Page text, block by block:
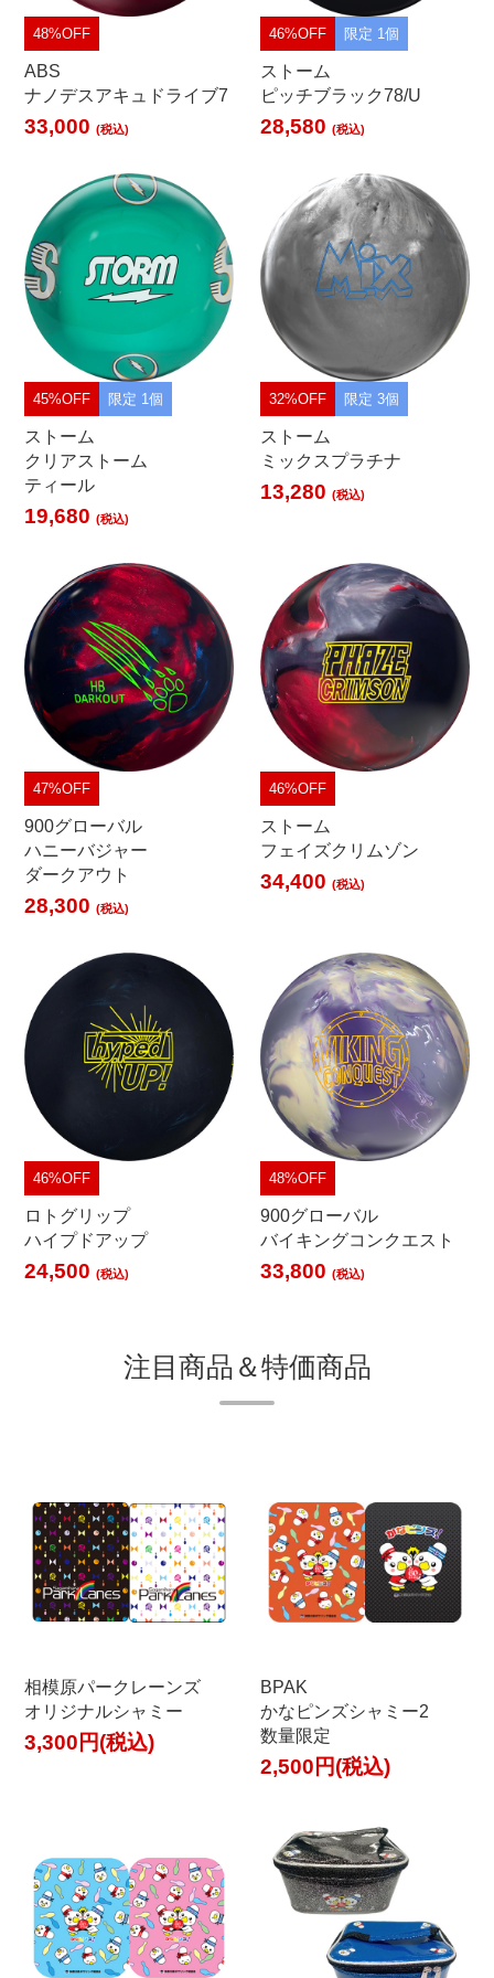
48%OFF
ABS
ナノデスアキュドライブ7
33,000(税込)
46%OFF 限定 1個
ストーム
ピッチブラック78/U
28,580(税込)
45%OFF 限定 1個
ストーム
クリアストーム
ティール
19,680(税込)
32%OFF 限定 3個
ストーム
ミックスプラチナ
13,280(税込)
47%OFF
900グローバル
ハニーバジャー
ダークアウト
28,300(税込)
46%OFF
ストーム
フェイズクリムゾン
34,400(税込)
46%OFF
ロトグリップ
ハイプドアップ
24,500(税込)
48%OFF
900グローバル
バイキングコンクエスト
33,800(税込)
注目商品＆特価商品
相模原パークレーンズ
オリジナルシャミー
3,300円(税込)
BPAK
かなピンズシャミー2
数量限定
2,500円(税込)